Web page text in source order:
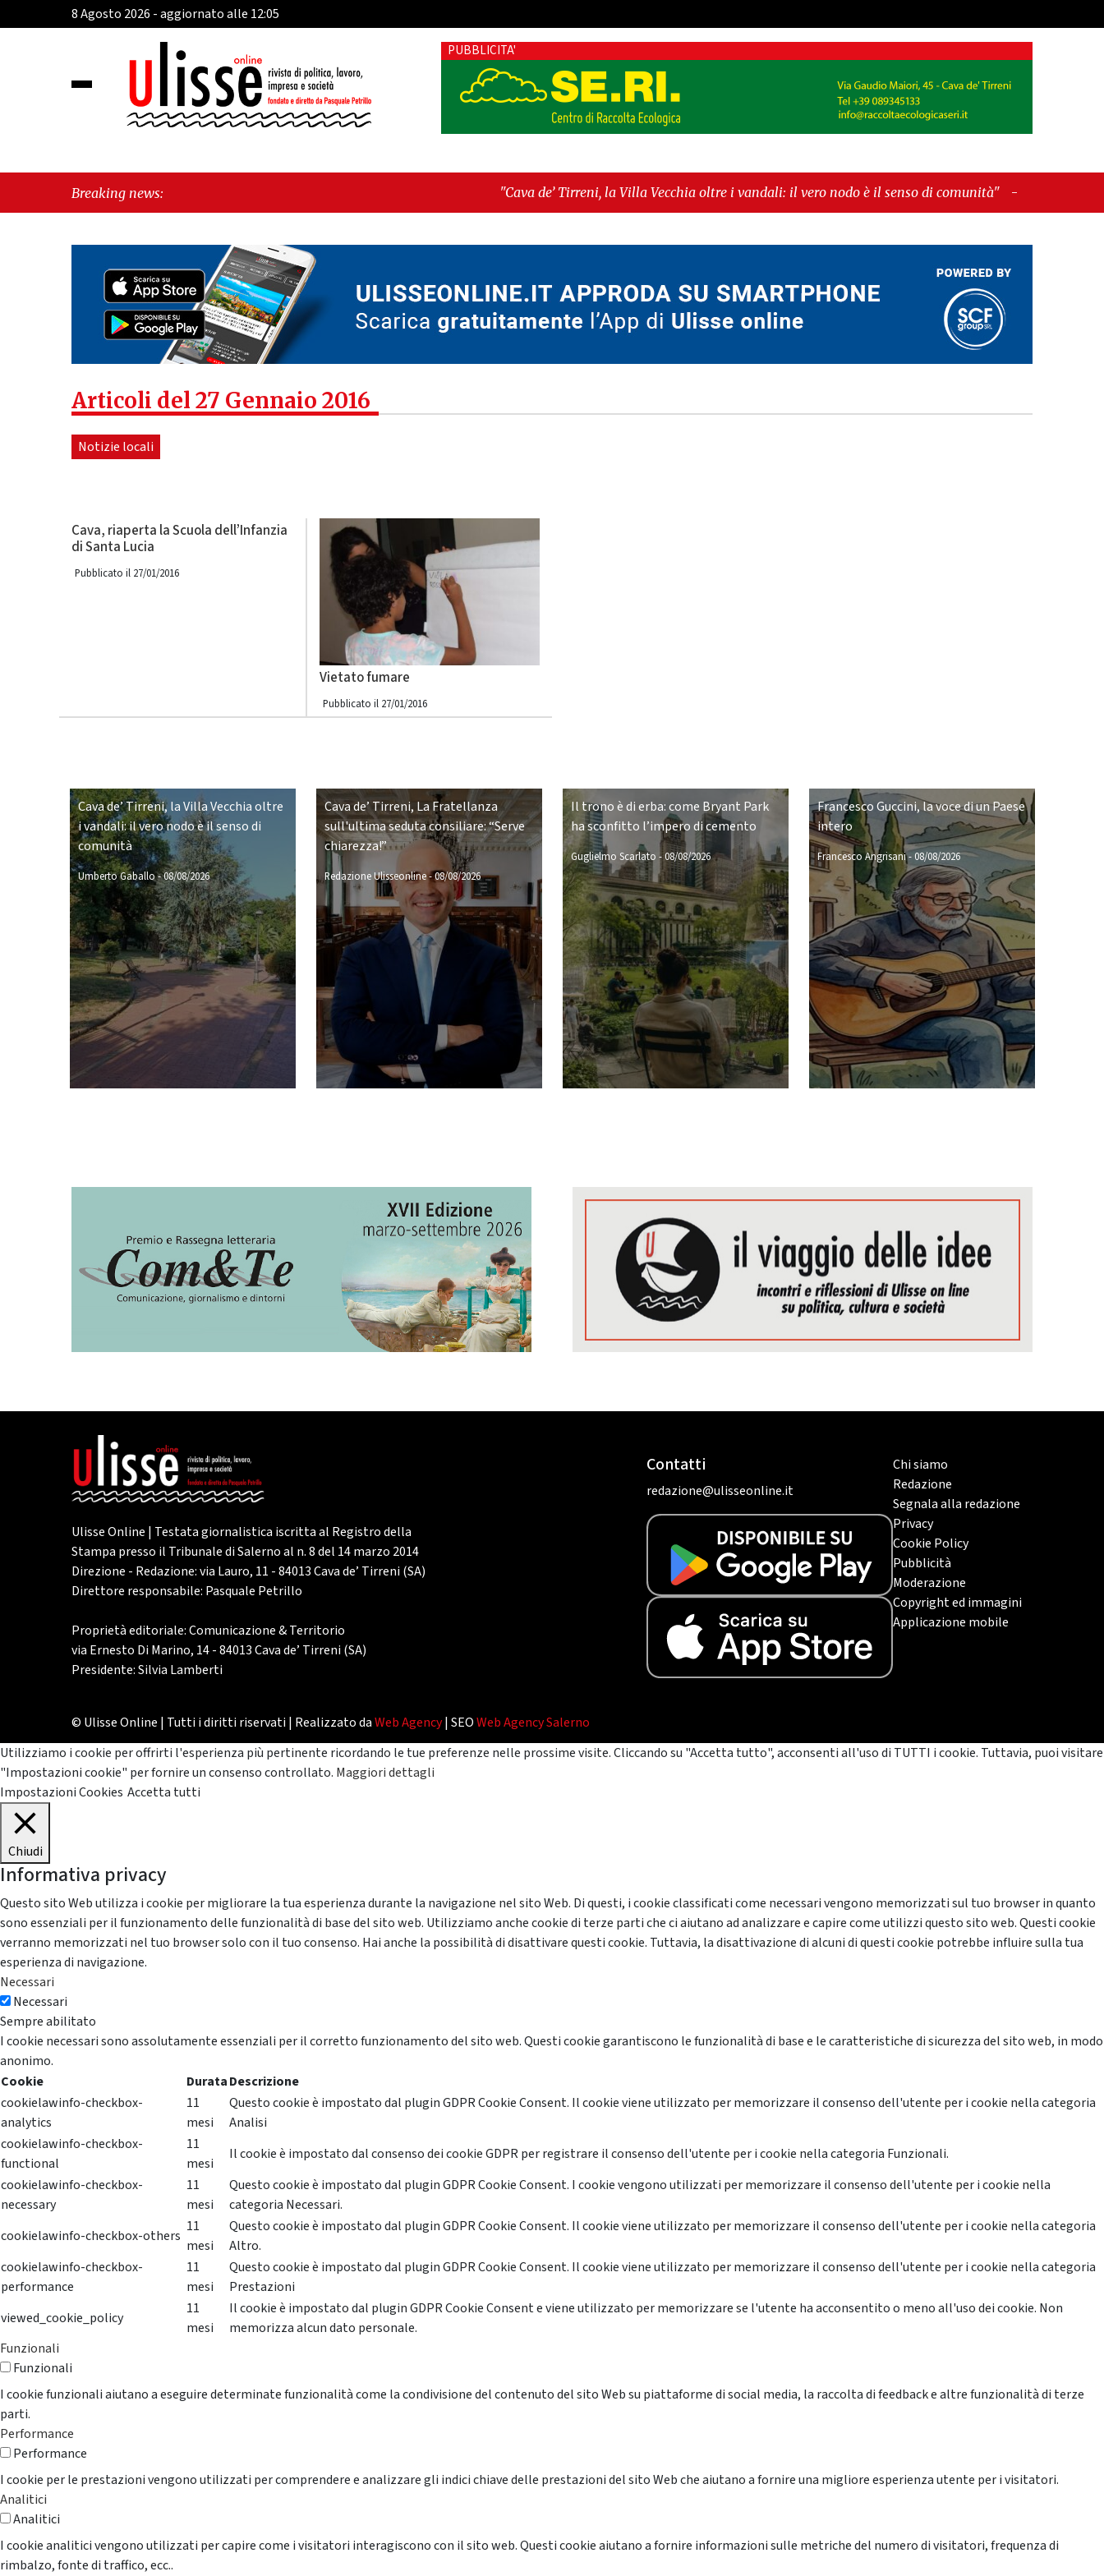
8 Agosto 2026 - aggiornato alle 12:05
PUBBLICITA'
Breaking news: "Cava de’ Tirreni, la Villa Vecchia oltre i vandali: il vero nodo è il senso di comunità" - "Cava de’ Tirreni, La
Fratellanza sull'ultima seduta consiliare: “Serve chiarezza!”"
Articoli del 27 Gennaio 2016
Notizie locali
Cava, riaperta la Scuola dell’Infanzia
di Santa Lucia
Pubblicato il 27/01/2016
Vietato fumare
Pubblicato il 27/01/2016
Cava de’ Tirreni, la Villa Vecchia oltre
i vandali: il vero nodo è il senso di
comunità
Umberto Gaballo-08/08/2026
Cava de’ Tirreni, La Fratellanza
sull'ultima seduta consiliare: “Serve
chiarezza!”
Redazione Ulisseonline-08/08/2026
Il trono è di erba: come Bryant Park
ha sconfitto l’impero di cemento
Guglielmo Scarlato -08/08/2026
Francesco Guccini, la voce di un Paese
intero
Francesco Angrisani-08/08/2026
Ulisse Online | Testata giornalistica iscritta al Registro della
Stampa presso il Tribunale di Salerno al n. 8 del 14 marzo 2014
Direzione - Redazione: via Lauro, 11 - 84013 Cava de’ Tirreni (SA)
Direttore responsabile: Pasquale Petrillo
Proprietà editoriale: Comunicazione & Territorio
via Ernesto Di Marino, 14 - 84013 Cava de’ Tirreni (SA)
Presidente: Silvia Lamberti
Contatti
redazione@ulisseonline.it
Chi siamo
Redazione
Segnala alla redazione
Privacy
Cookie Policy
Pubblicità
Moderazione
Copyright ed immagini
Applicazione mobile
© Ulisse Online | Tutti i diritti riservati | Realizzato daWeb Agency| SEOWeb Agency Salerno
Utilizziamo i cookie per offrirti l'esperienza più pertinente ricordando le tue preferenze nelle prossime visite. Cliccando su "Accetta tutto", acconsenti all'uso di TUTTI i cookie. Tuttavia, puoi visitare
"Impostazioni cookie" per fornire un consenso controllato. Maggiori dettagli
Impostazioni Cookies Accetta tutti
Chiudi
Informativa privacy
Questo sito Web utilizza i cookie per migliorare la tua esperienza durante la navigazione nel sito Web. Di questi, i cookie classificati come necessari vengono memorizzati sul tuo browser in quanto
sono essenziali per il funzionamento delle funzionalità di base del sito web. Utilizziamo anche cookie di terze parti che ci aiutano ad analizzare e capire come utilizzi questo sito web. Questi cookie
verranno memorizzati nel tuo browser solo con il tuo consenso. Hai anche la possibilità di disattivare questi cookie. Tuttavia, la disattivazione di alcuni di questi cookie potrebbe influire sulla tua
esperienza di navigazione.
Necessari
Necessari
Sempre abilitato
I cookie necessari sono assolutamente essenziali per il corretto funzionamento del sito web. Questi cookie garantiscono le funzionalità di base e le caratteristiche di sicurezza del sito web, in modo
anonimo.
Cookie
DurataDescrizione
cookielawinfo-checkbox-
analytics
11
mesi
Questo cookie è impostato dal plugin GDPR Cookie Consent. Il cookie viene utilizzato per memorizzare il consenso dell'utente per i cookie nella categoria
Analisi
cookielawinfo-checkbox-
functional
11
mesi
Il cookie è impostato dal consenso dei cookie GDPR per registrare il consenso dell'utente per i cookie nella categoria Funzionali.
cookielawinfo-checkbox-
necessary
11
mesi
Questo cookie è impostato dal plugin GDPR Cookie Consent. I cookie vengono utilizzati per memorizzare il consenso dell'utente per i cookie nella
categoria Necessari.
cookielawinfo-checkbox-others
11
mesi
Questo cookie è impostato dal plugin GDPR Cookie Consent. Il cookie viene utilizzato per memorizzare il consenso dell'utente per i cookie nella categoria
Altro.
cookielawinfo-checkbox-
performance
11
mesi
Questo cookie è impostato dal plugin GDPR Cookie Consent. Il cookie viene utilizzato per memorizzare il consenso dell'utente per i cookie nella categoria
Prestazioni
viewed_cookie_policy
11
mesi
Il cookie è impostato dal plugin GDPR Cookie Consent e viene utilizzato per memorizzare se l'utente ha acconsentito o meno all'uso dei cookie. Non
memorizza alcun dato personale.
Funzionali
Funzionali
I cookie funzionali aiutano a eseguire determinate funzionalità come la condivisione del contenuto del sito Web su piattaforme di social media, la raccolta di feedback e altre funzionalità di terze
parti.
Performance
Performance
I cookie per le prestazioni vengono utilizzati per comprendere e analizzare gli indici chiave delle prestazioni del sito Web che aiutano a fornire una migliore esperienza utente per i visitatori.
Analitici
Analitici
I cookie analitici vengono utilizzati per capire come i visitatori interagiscono con il sito web. Questi cookie aiutano a fornire informazioni sulle metriche del numero di visitatori, frequenza di
rimbalzo, fonte di traffico, ecc..